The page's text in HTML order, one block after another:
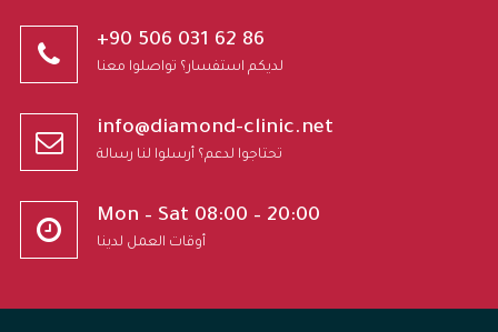
+90 506 031 62 86
لديكم استفسار؟ تواصلوا معنا
info@diamond-clinic.net
تحتاجوا لدعم؟ أرسلوا لنا رسالة
Mon – Sat 08:00 – 20:00
أوقات العمل لدينا